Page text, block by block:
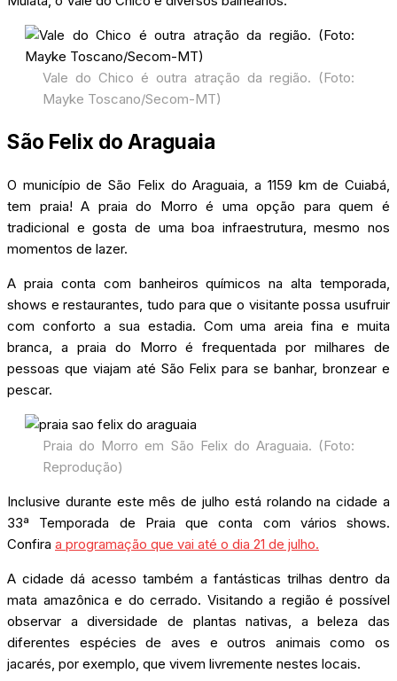
Vale do Chico é outra atração da região. (Foto:
Mayke Toscano/Secom-MT)
São Felix do Araguaia
O município de São Felix do Araguaia, a 1159 km de Cuiabá,
tem praia! A praia do Morro é uma opção para quem é
tradicional e gosta de uma boa infraestrutura, mesmo nos
momentos de lazer.
A praia conta com banheiros químicos na alta temporada,
shows e restaurantes, tudo para que o visitante possa usufruir
com conforto a sua estadia. Com uma areia fina e muita
branca, a praia do Morro é frequentada por milhares de
pessoas que viajam até São Felix para se banhar, bronzear e
pescar.
Praia do Morro em São Felix do Araguaia. (Foto:
Reprodução)
Inclusive durante este mês de julho está rolando na cidade a
33ª Temporada de Praia que conta com vários shows.
Confira a programação que vai até o dia 21 de julho.
A cidade dá acesso também a fantásticas trilhas dentro da
mata amazônica e do cerrado. Visitando a região é possível
observar a diversidade de plantas nativas, a beleza das
diferentes espécies de aves e outros animais como os
jacarés, por exemplo, que vivem livremente nestes locais.